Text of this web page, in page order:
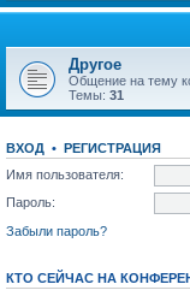
Другое
Общение на тему
Темы: 31
ВХОД • РЕГИСТРАЦИЯ
Имя пользователя:
Пароль:
Забыли пароль?
КТО СЕЙЧАС НА